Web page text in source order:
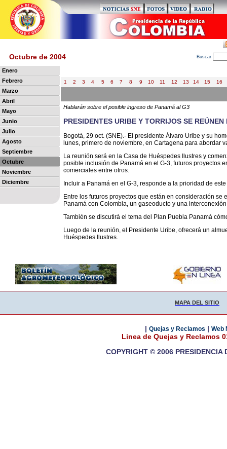
Octubre de 2004 Buscar
Enero
Febrero
Marzo
Abril
Mayo
Junio
Julio
Agosto
Septiembre
Octubre
Noviembre
Diciembre
1 2 3 4 5 6 7 8 9 10 11 12 13 14 15 16
Hablarán sobre el posible ingreso de Panamá al G3
PRESIDENTES URIBE Y TORRIJOS SE
Bogotá, 29 oct. (SNE).- El presidente Álvaro Uribe y su
lunes, primero de noviembre, en Cartagena para abordar
La reunión será en la Casa de Huéspedes Ilustres y
posible inclusión de Panamá en el G-3, futuros proyectos
comerciales entre otros.
Incluir a Panamá en el G-3, responde a la prioridad de
Entre los futuros proyectos que están en consideración
Panamá con Colombia, un gaseoducto y una
También se discutirá el tema del Plan Puebla Panamá
Luego de la reunión, el Presidente Uribe, ofrecerá un
Huéspedes Ilustres.
MAPA DEL SITIO
| Quejas y Reclamos | Web
Linea de Quejas y Reclamos
COPYRIGHT © 2006 PRESIDENCIA